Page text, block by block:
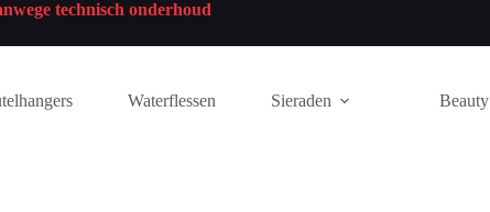
technisch onderhoud
Waterflessen Sieraden Beauty